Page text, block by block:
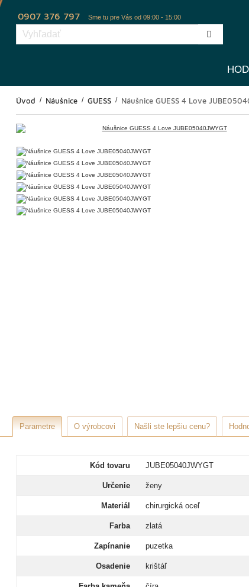
0907 376 797 Sme tu pre Vás od 09:00 - 15:00
Úvod Náušnice GUESS Náušnice GUESS 4 Love
Parametre O výrobcovi Našli ste lepšiu cenu?
Kód tovaru JUBE05040JWYGT
Určenie ženy
Materiál chirurgická oceľ
Farba zlatá
Zapínanie puzetka
Osadenie krištáľ